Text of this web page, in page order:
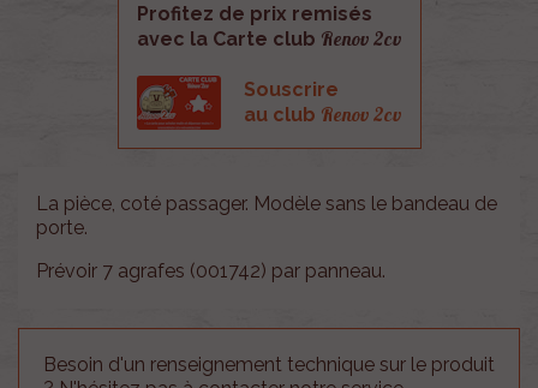
Profitez de prix remisés
avec la Carte club Renov 2cv
Souscrire
au club Renov 2cv
La pièce, coté passager. Modèle sans le bandeau de
porte.
Prévoir 7 agrafes (001742) par panneau.
Besoin d'un renseignement technique sur le produit